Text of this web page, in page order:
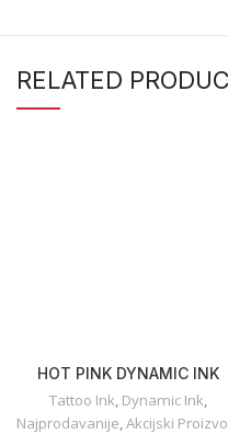
RELATED
HOT PINK DYNAMIC INK
Tattoo Ink Dynamic Ink
Najprodavanije Akcijski